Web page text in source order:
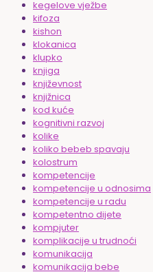
kegelove vježbe
kifoza
kishon
klokanica
klupko
knjiga
književnost
knjižnica
kod kuće
kognitivni razvoj
kolike
koliko bebeb spavaju
kolostrum
kompetencije
kompetencije u odnosima
kompetencije u radu
kompetentno dijete
kompjuter
komplikacije u trudnoći
komunikacija
komunikacija bebe